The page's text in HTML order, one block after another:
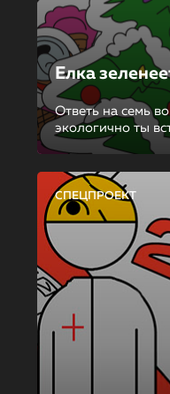
Елка
Ответь на семь
экологично ты
СПЕЦПРОЕКТ